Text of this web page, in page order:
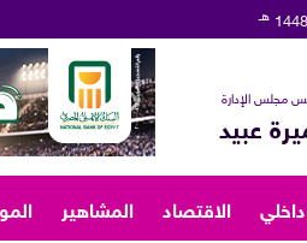
هـ
مجلس الإدارة
عبيد
الاقتصاد المشاهير